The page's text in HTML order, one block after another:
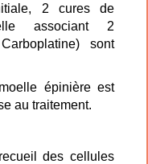
2 cures de
associant 2
sont
épinière est
au traitement.
des cellules